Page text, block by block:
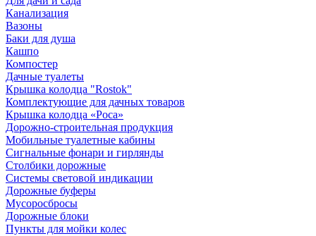
Канализация
Вазоны
Баки для душа
Кашпо
Компостер
Дачные туалеты
Крышка колодца "Rostok"
Комплектующие для дачных товаров
Крышка колодца «Роса»
Дорожно-строительная продукция
Мобильные туалетные кабины
Сигнальные фонари и гирлянды
Столбики дорожные
Системы световой индикации
Дорожные буферы
Мусоросбросы
Дорожные блоки
Пункты для мойки колес